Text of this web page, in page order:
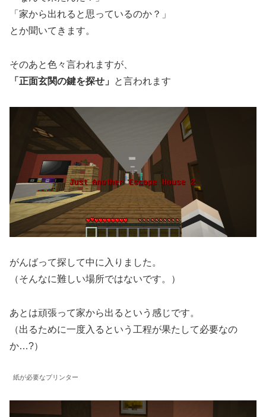
「家から出れると思っているのか？」
とか聞いてきます。
そのあと色々言われますが、
「正面玄関の鍵を探せ」
と言われます
がんばって探して中に入りました。
（そんなに難しい場所ではないです。）
あとは頑張って家から出るという感じです。
（出るために一度入るという工程が果たして必要なの
か…?）
紙が必要なプリンター